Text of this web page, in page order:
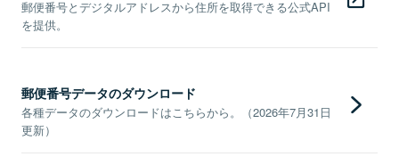
郵便番号とデジタルアドレスから住所を取得できる公式API
を提供。
郵便番号データのダウンロード
各種データのダウンロードはこちらから。（2026年7月31日
更新）